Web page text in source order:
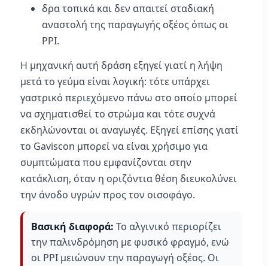
δρα τοπικά και δεν απαιτεί σταδιακή
αναστολή της παραγωγής οξέος όπως οι
PPI.
Η μηχανική αυτή δράση εξηγεί γιατί η λήψη
μετά το γεύμα είναι λογική: τότε υπάρχει
γαστρικό περιεχόμενο πάνω στο οποίο μπορεί
να σχηματισθεί το στρώμα και τότε συχνά
εκδηλώνονται οι αναγωγές. Εξηγεί επίσης γιατί
το Gaviscon μπορεί να είναι χρήσιμο για
συμπτώματα που εμφανίζονται στην
κατάκλιση, όταν η οριζόντια θέση διευκολύνει
την άνοδο υγρών προς τον οισοφάγο.
Βασική διαφορά: Το αλγινικό περιορίζει
την παλινδρόμηση με φυσικό φραγμό, ενώ
οι PPI μειώνουν την παραγωγή οξέος. Οι